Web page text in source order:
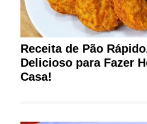
Receita de Pão
Delicioso para Fazer
Casa!